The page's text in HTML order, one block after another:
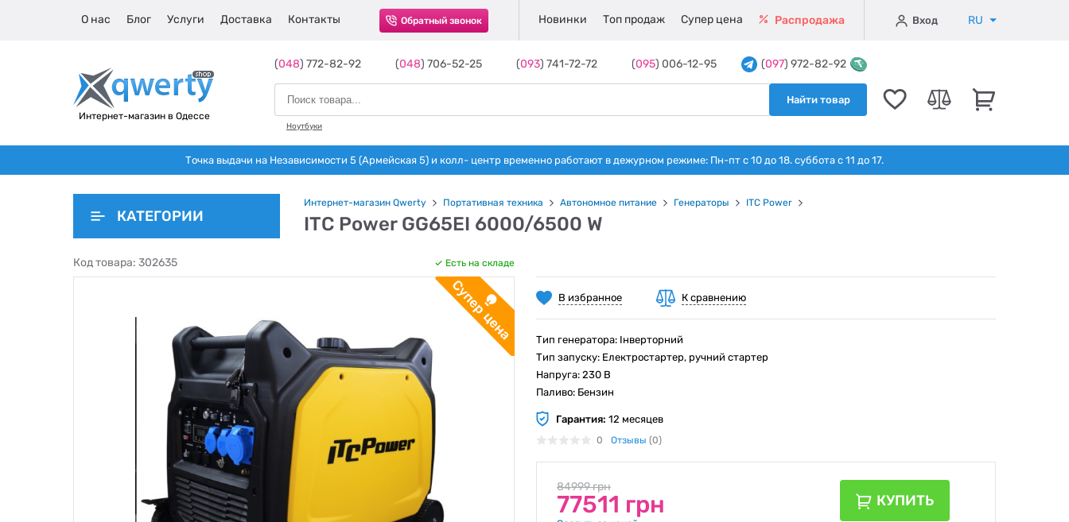
О нас Блог Услуги Доставка Контакты Обратный звонок Новинки Топ продаж Супер цена Распродажа Вход RU
Интернет-магазин в Одессе
(048) 772-82-92 (048) 706-52-25 (093) 741-72-72 (095) 006-12-95 (097) 972-82-92
Найти товар
Ноутбуки
Точка выдачи на Независимости 5 (Армейская 5) и колл- центр временно работают в дежурном режиме: Пн-пт с 10 до 18. суббота с 11 до 17.
КАТЕГОРИИ
Интернет-магазин Qwerty Портативная техника Автономное питание Генераторы ITC Power
ITC Power GG65EI 6000/6500 W
Код товара: 302635 Есть на складе
В избранное К сравнению
Тип генератора: Інверторний
Тип запуску: Електростартер, ручний стартер
Напруга: 230 В
Паливо: Бензин
Гарантия: 12 месяцев
0 Отзывы (0)
84999 грн
77511 грн КУПИТЬ